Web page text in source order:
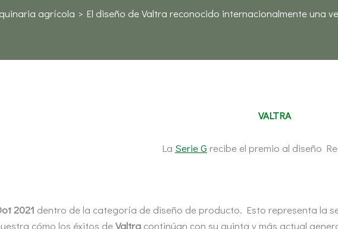
agrícola El diseño de Valtra reconocido internacionalmente una
VALTRA
La Serie G recibe el premio al diseño
2021 dentro de la categoría de diseño de producto. Esto representa la
cómo los éxitos deValtra continúan con su quinta y más actual